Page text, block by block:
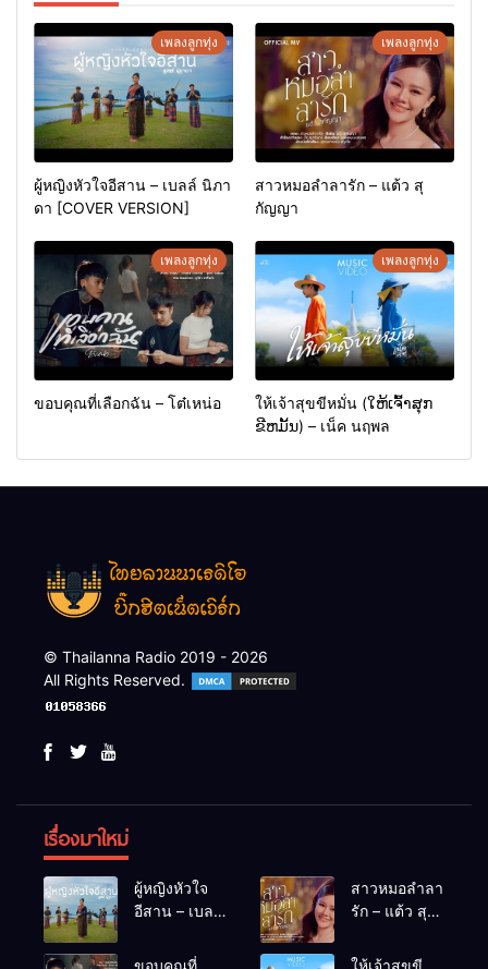
เพลงลูกทุ่ง
ผู้หญิงหัวใจอีสาน – เบลล์ นิภา
ดา [COVER VERSION]
เพลงลูกทุ่ง
สาวหมอลำลารัก – แต้ว สุ
กัญญา
เพลงลูกทุ่ง
ขอบคุณที่เลือกฉัน – โต๋เหน่อ
เพลงลูกทุ่ง
ให้เจ้าสุขขีหมั่น (ໃຫ້ເຈົ້າສຸກ
ຂີຫມັ້ນ) – เน็ค นฤพล
© Thailanna Radio 2019 - 2026
All Rights Reserved.
เรื่องมาใหม่
ผู้หญิงหัวใจ
อีสาน – เบลล์
[COVER
สาวหมอลำลา
รัก – แต้ว สุ